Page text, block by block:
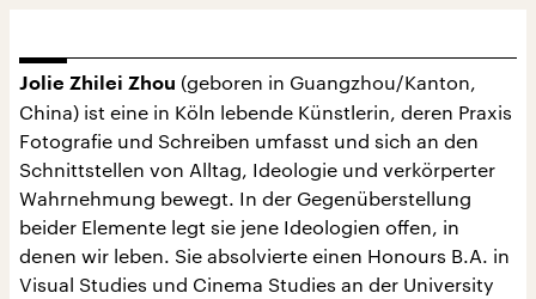
Jolie Zhilei Zhou (geboren in Guangzhou/Kanton,
China) ist eine in Köln lebende Künstlerin, deren Praxis
Fotografie und Schreiben umfasst und sich an den
Schnittstellen von Alltag, Ideologie und verkörperter
Wahrnehmung bewegt. In der Gegenüberstellung
beider Elemente legt sie jene Ideologien offen, in
denen wir leben. Sie absolvierte einen Honours B.A. in
Visual Studies und Cinema Studies an der University